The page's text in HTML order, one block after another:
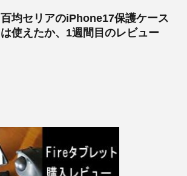
百均セリアのiPhone17保護ケース
は使えたか、1週間目のレビュー